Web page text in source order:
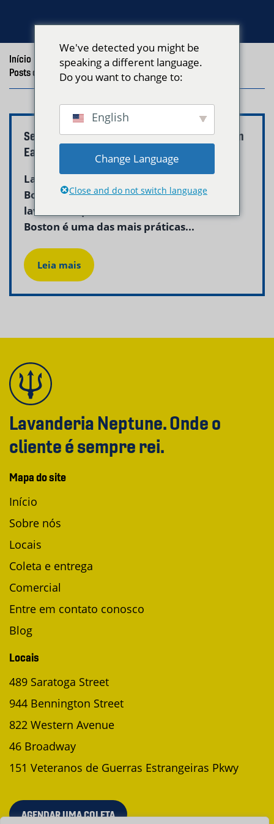
Início
/
Posts com a tag "lavanderia de estudantes universitários"
Serviço de Lavanderia para Universitários em
East Boston: Estude Mais, Lave Menos
Lavanderia para Universitários em East
Boston: Estude Mais, Lave Menos A
lavanderia para universitários em East
Boston é uma das mais práticas...
Leia mais
Lavanderia Neptune. Onde o
cliente é sempre rei.
Mapa do site
Início
Sobre nós
Locais
Coleta e entrega
Comercial
Entre em contato conosco
Blog
Locais
489 Saratoga Street
944 Bennington Street
822 Western Avenue
46 Broadway
151 Veteranos de Guerras Estrangeiras Pkwy
AGENDAR UMA COLETA
We've detected you might be
speaking a different language.
Do you want to change to:
English
Change Language
Close and do not switch language